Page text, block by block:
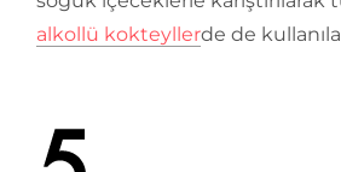
alkollü kokteyllerde de